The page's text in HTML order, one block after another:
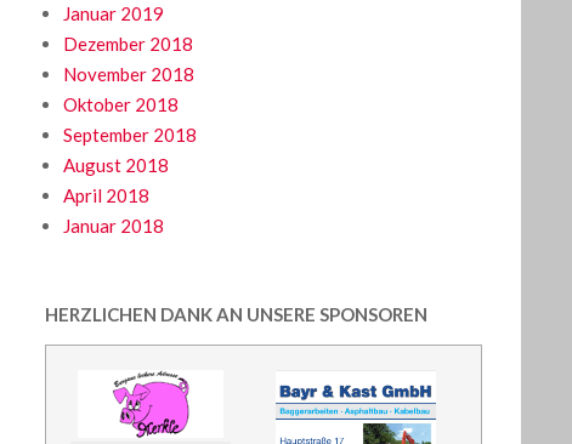
Januar 2019
Dezember 2018
November 2018
Oktober 2018
September 2018
August 2018
April 2018
Januar 2018
HERZLICHEN DANK AN UNSERE SPONSOREN